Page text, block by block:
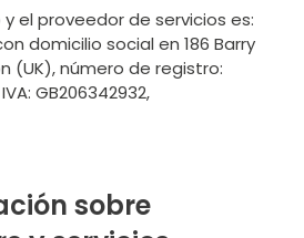
el proveedor de servicios es:
domicilio social en 186 Barry
(UK), número de registro:
GB206342932,
sobre